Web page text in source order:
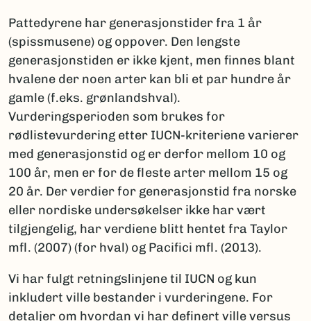
Pattedyrene har generasjonstider fra 1 år
(spissmusene) og oppover. Den lengste
generasjonstiden er ikke kjent, men finnes blant
hvalene der noen arter kan bli et par hundre år
gamle (f.eks. grønlandshval).
Vurderingsperioden som brukes for
rødlistevurdering etter IUCN-kriteriene varierer
med generasjonstid og er derfor mellom 10 og
100 år, men er for de fleste arter mellom 15 og
20 år. Der verdier for generasjonstid fra norske
eller nordiske undersøkelser ikke har vært
tilgjengelig, har verdiene blitt hentet fra Taylor
mfl. (2007) (for hval) og Pacifici mfl. (2013).
Vi har fulgt retningslinjene til IUCN og kun
inkludert ville bestander i vurderingene. For
detaljer om hvordan vi har definert ville versus